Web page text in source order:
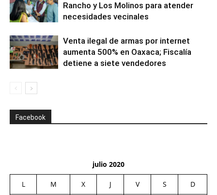
Rancho y Los Molinos para atender
necesidades vecinales
Venta ilegal de armas por internet
aumenta 500% en Oaxaca; Fiscalía
detiene a siete vendedores
Facebook
julio 2020
L M X J V S D